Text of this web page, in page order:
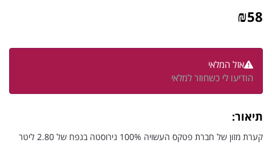
₪58
אזל המלאי
הודיעו לי כשחוזר למלאי
תיאור:
קערת מזון של חברת פטקס העשויה 100% נירוסטה בנפח של 2.80 ליטר